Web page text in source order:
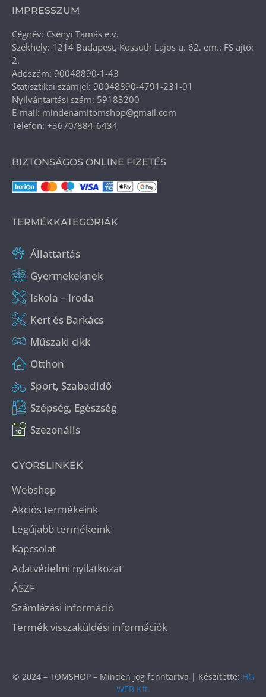
IMPRESSZUM
Cégnév: Csényi Tamás e.v.
Székhely: 1214 Budapest, Kossuth Lajos u. 62. em.: FS ajtó:
2.
Adószám: 90048890-1-43
Statisztikai számjel: 90048890-4791-231-01
Nyilvántartási szám: 59183200
E-mail: mindenamitomshop@gmail.com
Telefon: +3670/884-6434
BIZTONSÁGOS ONLINE FIZETÉS
TERMÉKKATEGÓRIÁK
Állattartás
Gyermekeknek
Iskola – Iroda
Kert és Barkács
Műszaki cikk
Otthon
Sport, Szabadidő
Szépség, Egészség
Szezonális
GYORSLINKEK
Webshop
Akciós termékeink
Legújabb termékeink
Kapcsolat
Adatvédelmi nyilatkozat
ÁSZF
Számlázási információ
Termék visszaküldési információk
© 2024 – TOMSHOP – Minden jog fenntartva | Készítette: HG
WEB Kft.